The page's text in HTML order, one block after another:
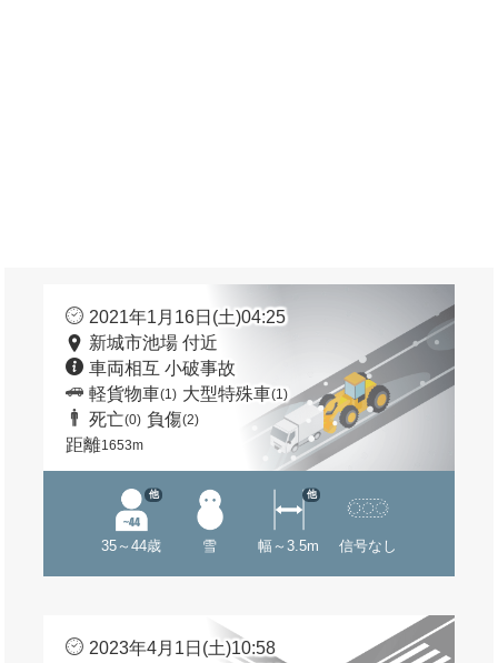
2021年1月16日(土)04:25
新城市池場 付近
車両相互 小破事故
軽貨物車(1) 大型特殊車(1)
死亡(0) 負傷(2)
距離1653m
35～44歳
他
雪 幅～3.5m
他
信号なし
2023年4月1日(土)10:58